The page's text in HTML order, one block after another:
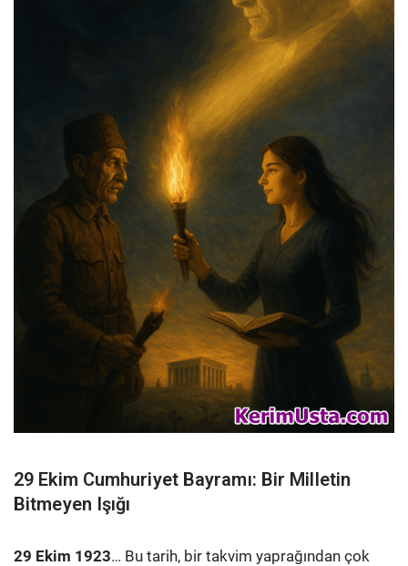
29 Ekim Cumhuriyet Bayramı: Bir Milletin
Bitmeyen Işığı
29 Ekim 1923… Bu tarih, bir takvim yaprağından çok